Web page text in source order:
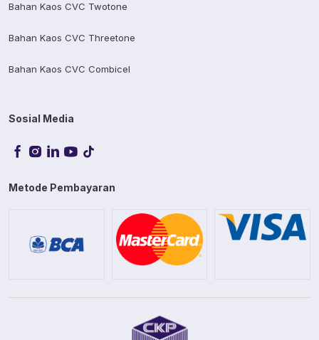
Bahan Kaos CVC Twotone
Bahan Kaos CVC Threetone
Bahan Kaos CVC Combicel
Sosial Media
Metode Pembayaran